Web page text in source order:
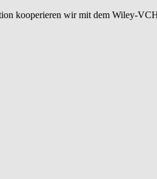
kooperieren wir mit dem Wiley-